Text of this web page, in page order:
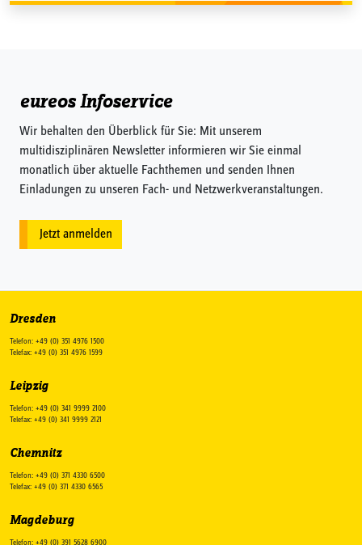
eureos Infoservice
Wir behalten den Überblick für Sie: Mit unserem
multidisziplinären Newsletter informieren wir Sie einmal
monatlich über aktuelle Fachthemen und senden Ihnen
Einladungen zu unseren Fach- und Netzwerkveranstaltungen.
Jetzt anmelden
Dresden
Telefon: +49 (0) 351 4976 1500
Telefax: +49 (0) 351 4976 1599
Leipzig
Telefon: +49 (0) 341 9999 2100
Telefax: +49 (0) 341 9999 2121
Chemnitz
Telefon: +49 (0) 371 4330 6500
Telefax: +49 (0) 371 4330 6565
Magdeburg
Telefon: +49 (0) 391 5628 6900